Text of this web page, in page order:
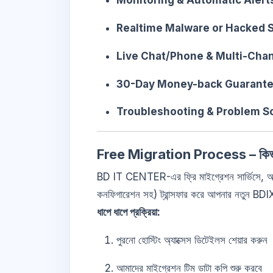
Realtime Malware or Hacked
Live Chat/Phone & Multi-
30-Day Money-back
Troubleshooting & Problem
Free Migration Process –
BD IT CENTER-এর ফ্রি মাইগ্রেশন সার্ভিসে,
কনফিগারেশন সহ) ট্রান্সফার করে আপনার নতুন
ধাপে ধাপে প্রক্রিয়া:
পুরনো হোস্টিং অ্যাক্সেস ডিটেইলস শেয়ার করুন
আমাদের মাইগ্রেশন টিম ডাটা কপি শুরু করবে